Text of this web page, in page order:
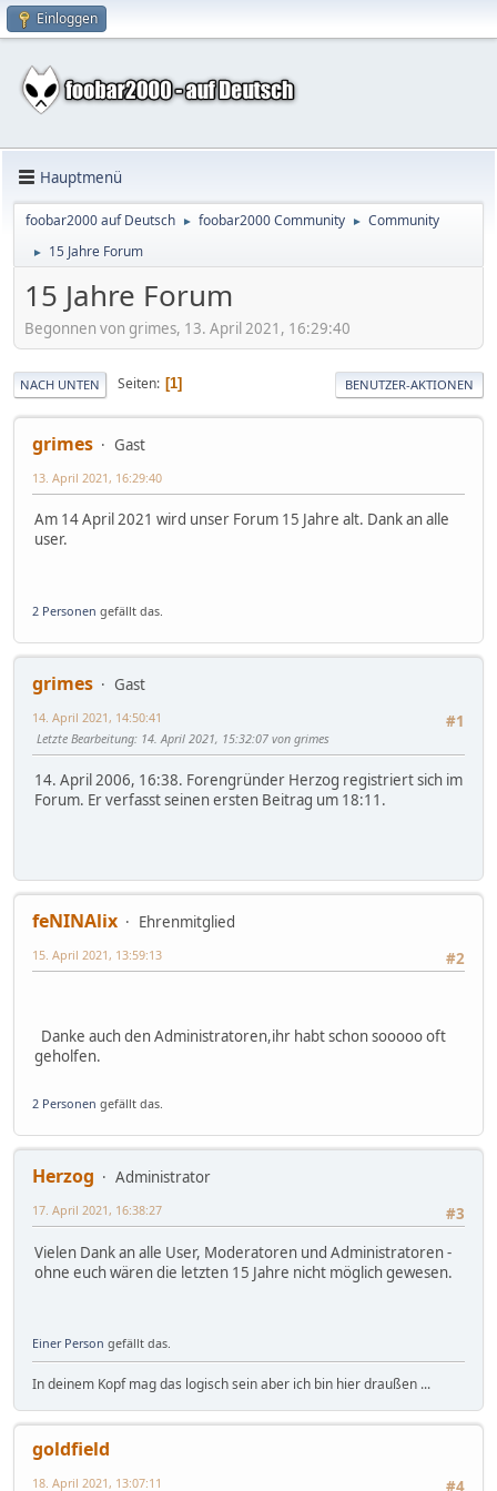
Einloggen
Hauptmenü
foobar2000 auf Deutsch ► foobar2000 Community ► Community
► 15 Jahre Forum
15 Jahre Forum
Begonnen von grimes, 13. April 2021, 16:29:40
NACH UNTEN Seiten 1 BENUTZER-AKTIONEN
grimes Gast
13. April 2021, 16:29:40
Am 14 April 2021 wird unser Forum 15 Jahre alt. Dank an alle
user.
2 Personen gefällt das.
grimes
Gast
#1
14. April 2021, 14:50:41
Letzte Bearbeitung: 14. April 2021, 15:32:07 von grimes
14. April 2006, 16:38. Forengründer Herzog registriert sich im
Forum. Er verfasst seinen ersten Beitrag um 18:11.
feNINAlix
Ehrenmitglied
#2
15. April 2021, 13:59:13
Danke auch den Administratoren,ihr habt schon sooooo oft
geholfen.
2 Personen gefällt das.
Herzog
Administrator
#3
17. April 2021, 16:38:27
Vielen Dank an alle User, Moderatoren und Administratoren -
ohne euch wären die letzten 15 Jahre nicht möglich gewesen.
Einer Person gefällt das.
In deinem Kopf mag das logisch sein aber ich bin hier draußen ...
goldfield
#4
18. April 2021, 13:07:11